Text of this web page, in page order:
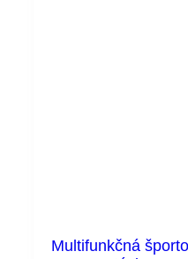
Multifunkčná